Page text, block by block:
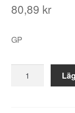
80,89 kr
GP